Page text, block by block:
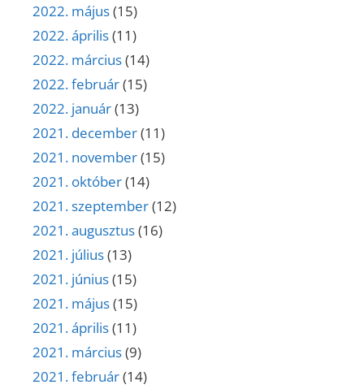
2022. május(15)
2022. április(11)
2022. március(14)
2022. február(15)
2022. január(13)
2021. december(11)
2021. november(15)
2021. október(14)
2021. szeptember(12)
2021. augusztus(16)
2021. július(13)
2021. június(15)
2021. május(15)
2021. április(11)
2021. március(9)
2021. február(14)